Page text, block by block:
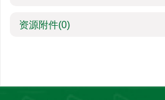
资源附件(0)